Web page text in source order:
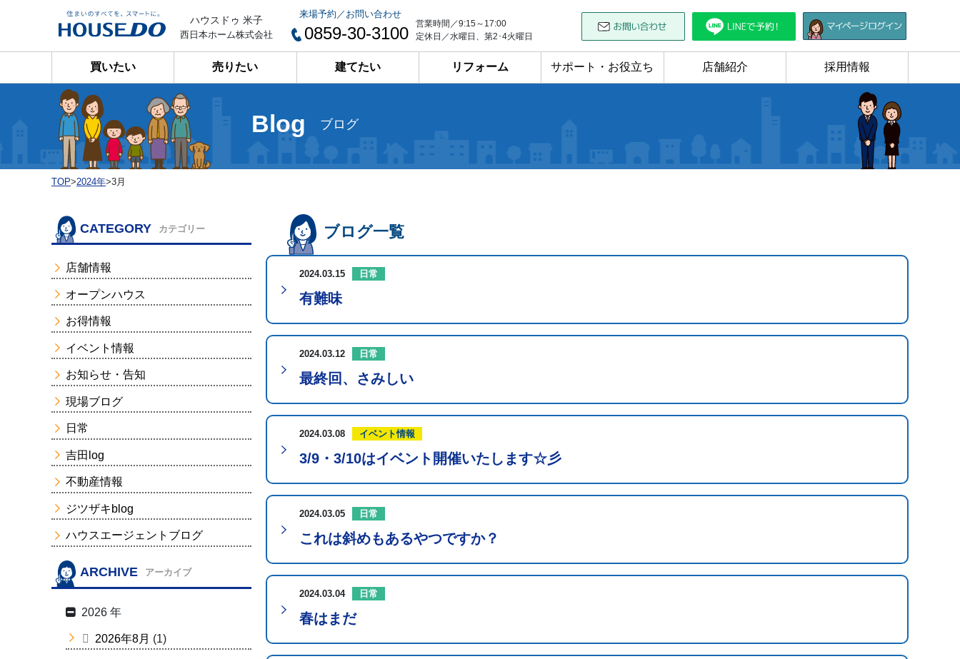
ハウスドゥ 米子
西日本ホーム株式会社
来場予約／お問い合わせ
0859-30-3100
営業時間／9:15～17:00
定休日／水曜日、第2･4火曜日
買いたい 売りたい 建てたい リフォーム サポート・お役立ち 店舗紹介 採用情報
Blog ブログ
TOP>2024年>3月
ブログ一覧
2024.03.15 日常
有難味
2024.03.12 日常
最終回、さみしい
2024.03.08 イベント情報
3/9・3/10はイベント開催いたします☆彡
2024.03.05 日常
これは斜めもあるやつですか？
2024.03.04 日常
春はまだ
CATEGORY カテゴリー
店舗情報
オープンハウス
お得情報
イベント情報
お知らせ・告知
現場ブログ
日常
吉田log
不動産情報
ジツザキblog
ハウスエージェントブログ
ARCHIVE アーカイブ
2026 年
2026年8月 (1)